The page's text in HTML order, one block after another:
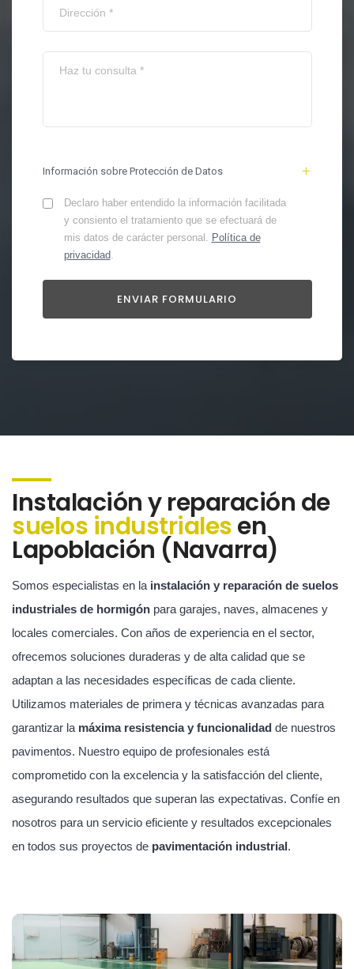
Información sobre Protección de Datos
Declaro haber entendido la información facilitada
y consiento el tratamiento que se efectuará de
mis datos de carácter personal. Política de
privacidad.
Instalación y reparación de
suelos industrialesen
Lapoblación (Navarra)
Somos especialistas en la instalación y reparación de suelos
industriales de hormigón para garajes, naves, almacenes y
locales comerciales. Con años de experiencia en el sector,
ofrecemos soluciones duraderas y de alta calidad que se
adaptan a las necesidades específicas de cada cliente.
Utilizamos materiales de primera y técnicas avanzadas para
garantizar la máxima resistencia y funcionalidad de nuestros
pavimentos. Nuestro equipo de profesionales está
comprometido con la excelencia y la satisfacción del cliente,
asegurando resultados que superan las expectativas. Confíe en
nosotros para un servicio eficiente y resultados excepcionales
en todos sus proyectos de pavimentación industrial.